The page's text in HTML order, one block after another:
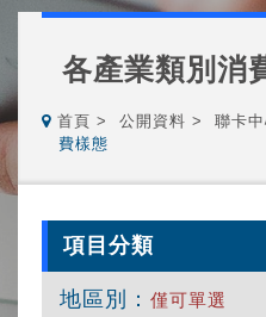
各產業類別消
首頁 公開資料 聯卡
費樣態
項目分類
地區別： 僅可單選